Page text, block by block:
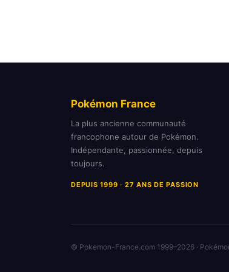
Pokémon France
La plus ancienne communauté
francophone autour de Pokémon.
Indépendante, passionnée, depuis
toujours.
DEPUIS 1999 · 27 ANS DE PASSION
© Pokemon-France.com 1999–2026 ·